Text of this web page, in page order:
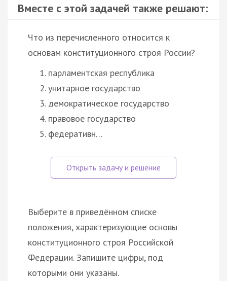
Вместе с этой задачей также решают:
Что из перечисленного относится к
основам конституционного строя России?
парламентская республика
унитарное государство
демократическое государство
правовое государство
федеративн…
Выберите в приведённом списке
положения, характеризующие основы
конституционного строя Российской
Федерации. Запишите цифры, под
которыми они указаны.